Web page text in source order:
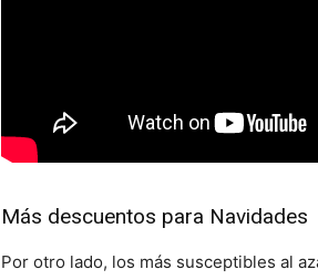
Más descuentos para Navidades
Por otro lado, los más susceptibles al